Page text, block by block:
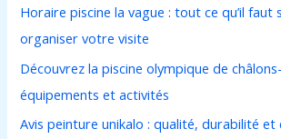
e
r
:
Horaire piscine la vague : tout ce qu’il faut
organiser votre visite
Découvrez la piscine olympique de
équipements et activités
Avis peinture unikalo : qualité, durabilité et